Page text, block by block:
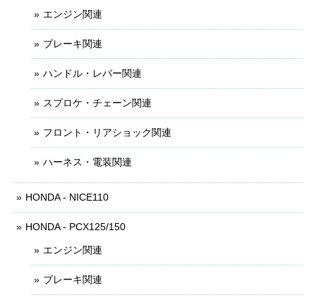
エンジン関連
ブレーキ関連
ハンドル・レバー関連
スプロケ・チェーン関連
フロント・リアショック関連
ハーネス・電装関連
HONDA - NICE110
HONDA - PCX125/150
エンジン関連
ブレーキ関連